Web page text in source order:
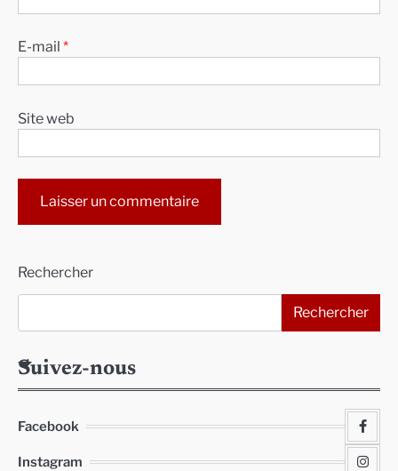
E-mail *
Site web
Rechercher
Rechercher
Suivez-nous
Facebook
Instagram